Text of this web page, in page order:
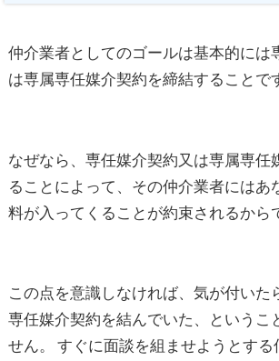
仲介業者としてのゴールは基本的には
は専属専任媒介契約を締結することで
なぜなら、専任媒介契約又は専属専任
ることによって、その仲介業者にはあ
料が入ってくることが約束されるから
この点を意識しなければ、気が付いた
専任媒介契約を結んでいた、というこ
せん。 すぐに面談を組ませようとする